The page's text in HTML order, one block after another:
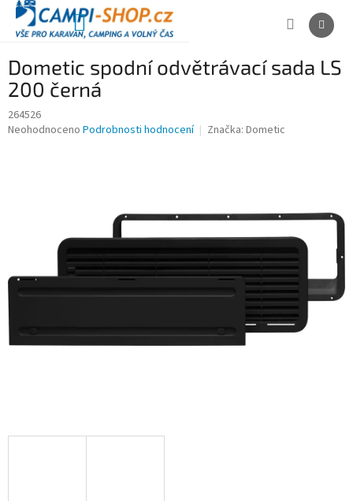
Přejít
obsah
NÁKUPNÍ
Dometic spodní odvětrávací sada LS
200 černá
264526
Průměrné
Neohodnoceno Podrobnosti hodnocení Značka: Dometic